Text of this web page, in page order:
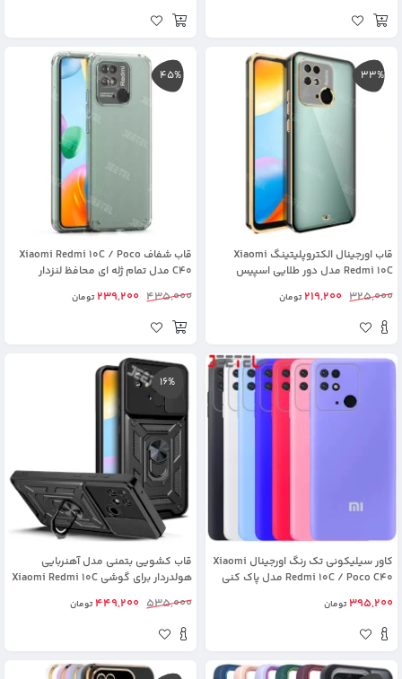
33%
قاب اورجینال الکتروپلیتینگ Xiaomi
Redmi 10C مدل دور طلایی اسپیس
325,000
219,200تومان
45%
قاب شفاف Xiaomi Redmi 10C / Poco
C40 مدل تمام ژله ای محافظ لنزدار
435,000
239,200تومان
کاور سیلیکونی تک رنگ اورجینال Xiaomi
Redmi 10C / Poco C40 مدل پاک کنی
395,200تومان
16%
قاب کشویی بتمنی مدل آهنربایی
هولدردار برای گوشی Xiaomi Redmi 10C
535,000
449,200تومان